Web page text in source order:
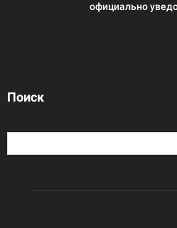
официально
Поиск